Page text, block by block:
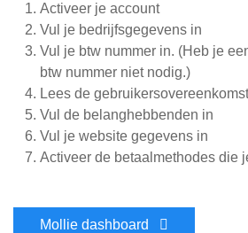
Activeer je account
Vul je bedrijfsgegevens in
Vul je btw nummer in. (Heb je
btw nummer niet nodig.)
Lees de
Vul de belanghebbenden in
Vul je website gegevens in
Activeer de betaalmethodes die
Mollie dashboard